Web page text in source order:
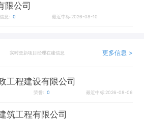
限公司
息: 0 最近中标:2026-08-10
实时更新项目经理在建信息 更多信息 >
工程建设有限公司
荣誉: 0 最近中标:2026-08-06
筑工程有限公司